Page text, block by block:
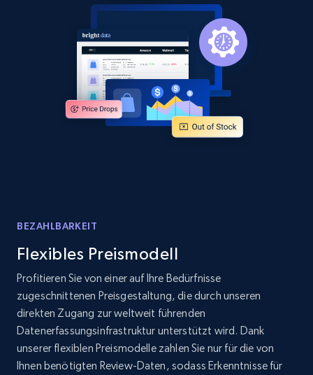
specific category URL
URL, Domain, Country code, Model number,
Sku, Product id, Product name, Manufacturer,
2.1K+ 355+ Jetzt anfangen
more.
2.1K+ 375+
Amazon products global dataset - Collects
products by specific category URL
Title, Seller name, Brand, Description, Initial
BEZAHLBARKEIT
Flexibles Preismodell
Profitieren Sie von einer auf Ihre Bedürfnisse
zugeschnittenen Preisgestaltung, die durch unseren
direkten Zugang zur weltweit führenden
Datenerfassungsinfrastruktur unterstützt wird. Dank
unserer flexiblen Preismodelle zahlen Sie nur für die von
Ihnen benötigten Review-Daten, sodass Erkenntnisse für